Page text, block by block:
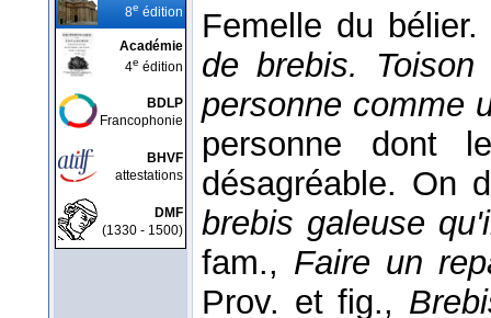
8e édition
Académie
4e édition
BDLP
Francophonie
BHVF
attestations
DMF
(1330 - 1500)
Femelle du
de brebis.
personne comme
personne dont
désagréable. On
brebis galeuse
fam., Faire un
Prov. et fig.,